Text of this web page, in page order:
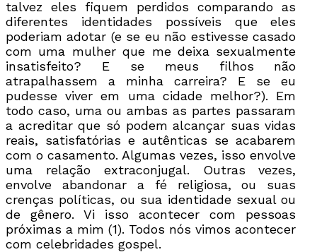
talvez eles fiquem perdidos comparando as
diferentes identidades possíveis que eles
poderiam adotar (e se eu não estivesse casado
com uma mulher que me deixa sexualmente
insatisfeito? E se meus filhos não
atrapalhassem a minha carreira? E se eu
pudesse viver em uma cidade melhor?). Em
todo caso, uma ou ambas as partes passaram
a acreditar que só podem alcançar suas vidas
reais, satisfatórias e autênticas se acabarem
com o casamento. Algumas vezes, isso envolve
uma relação extraconjugal. Outras vezes,
envolve abandonar a fé religiosa, ou suas
crenças políticas, ou sua identidade sexual ou
de gênero. Vi isso acontecer com pessoas
próximas a mim (1). Todos nós vimos acontecer
com celebridades gospel.